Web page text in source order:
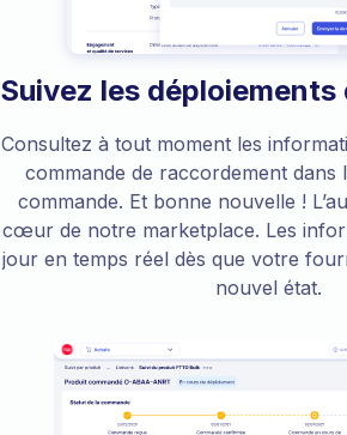
Suivez les
Consultez à tout moment les
commande de raccordement dans
commande. Et bonne nouvelle !
cœur de notre marketplace. Les
jour en temps réel dès que votre
nouvel état.